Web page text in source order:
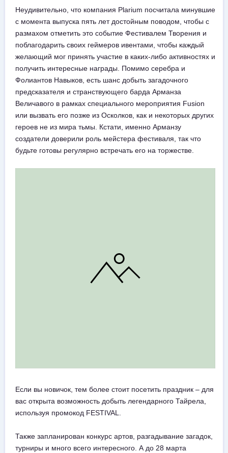
Неудивительно, что компания Plarium посчитала минувшие
с момента выпуска пять лет достойным поводом, чтобы с
размахом отметить это событие Фестивалем Творения и
поблагодарить своих геймеров ивентами, чтобы каждый
желающий мог принять участие в каких-либо активностях и
получить интересные награды. Помимо серебра и
Фолиантов Навыков, есть шанс добыть загадочного
предсказателя и странствующего барда Арманза
Величавого в рамках специального мероприятия Fusion
или вызвать его позже из Осколков, как и некоторых других
героев не из мира тьмы. Кстати, именно Арманзу
создатели доверили роль мейстера фестиваля, так что
будьте готовы регулярно встречать его на торжестве.
Если вы новичок, тем более стоит посетить праздник – для
вас открыта возможность добыть легендарного Тайрела,
используя промокод FESTIVAL.
Также запланирован конкурс артов, разгадывание загадок,
турниры и много всего интересного. А до 28 марта